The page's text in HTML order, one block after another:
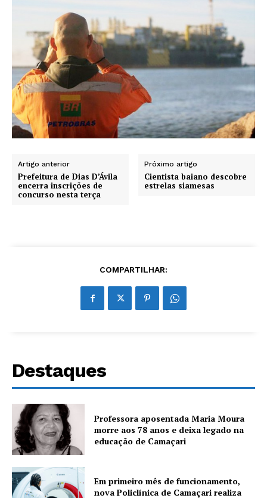
Artigo anterior
Prefeitura de Dias D’Ávila
encerra inscrições de
concurso nesta terça
Próximo artigo
Cientista baiano descobre
estrelas siamesas
COMPARTILHAR:
Destaques
Professora aposentada Maria Moura
morre aos 78 anos e deixa legado na
educação de Camaçari
Em primeiro mês de funcionamento,
nova Policlínica de Camaçari realiza